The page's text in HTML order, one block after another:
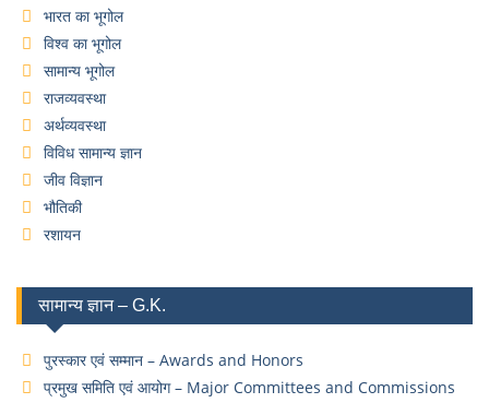
भारत का भूगोल
विश्व का भूगोल
सामान्य भूगोल
राजव्यवस्था
अर्थव्यवस्था
विविध सामान्य ज्ञान
जीव विज्ञान
भौतिकी
रशायन
सामान्य ज्ञान – G.K.
पुरस्कार एवं सम्मान – Awards and Honors
प्रमुख समिति एवं आयोग – Major Committees and Commissions